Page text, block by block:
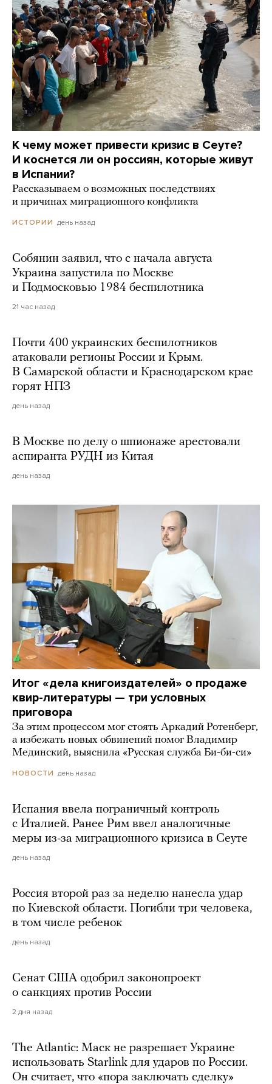
К чему может привести кризис в Сеуте?
И коснется ли он россиян, которые живут
в Испании?
Рассказываем о возможных последствиях
и причинах миграционного конфликта
ИСТОРИИ день назад
Собянин заявил, что с начала августа
Украина запустила по Москве
и Подмосковью 1984 беспилотника
21 час назад
Почти 400 украинских беспилотников
атаковали регионы России и Крым.
В Самарской области и Краснодарском крае
горят НПЗ
день назад
В Москве по делу о шпионаже арестовали
аспиранта РУДН из Китая
день назад
Итог «дела книгоиздателей» о продаже
квир-литературы — три условных
приговора
За этим процессом мог стоять Аркадий Ротенберг,
а избежать новых обвинений помог Владимир
Мединский, выяснила «Русская служба Би-би-си»
НОВОСТИ день назад
Испания ввела пограничный контроль
с Италией. Ранее Рим ввел аналогичные
меры из-за миграционного кризиса в Сеуте
день назад
Россия второй раз за неделю нанесла удар
по Киевской области. Погибли три человека,
в том числе ребенок
день назад
Сенат США одобрил законопроект
о санкциях против России
2 дня назад
The Atlantic: Маск не разрешает Украине
использовать Starlink для ударов по России.
Он считает, что «пора заключать сделку»